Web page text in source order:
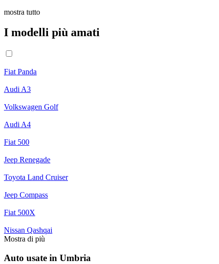
mostra tutto
I modelli più amati
Fiat Panda
Audi A3
Volkswagen Golf
Audi A4
Fiat 500
Jeep Renegade
Toyota Land Cruiser
Jeep Compass
Fiat 500X
Nissan Qashqai
Mostra di più
Auto usate in Umbria